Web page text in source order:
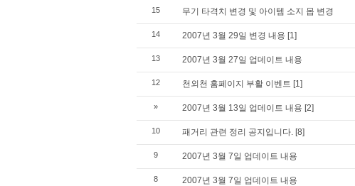
15 무기 타격치 변경 및 아이템 소지 몹 변경
14 2007년 3월 29일 변경 내용 [1]
13 2007년 3월 27일 업데이트 내용
12 천외천 홈페이지 부활 이벤트 [1]
» 2007년 3월 13일 업데이트 내용 [2]
10 패거리 관련 정리 공지입니다. [8]
9 2007년 3월 7일 업데이트 내용
8 2007년 3월 7일 업데이트 내용